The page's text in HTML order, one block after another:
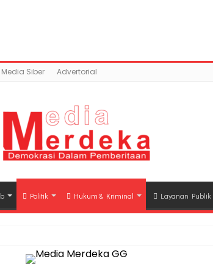
Siber Advertorial
Politik Hukum & Kriminal Layanan Publik
Kebakaran KM Mutiara Sentosa II